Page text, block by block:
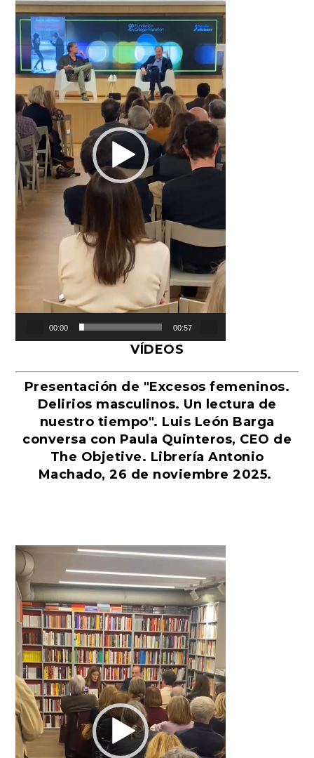
vídeo
00:00 00:57
VÍDEOS
Presentación de "Excesos femeninos.
Delirios masculinos. Un lectura de
nuestro tiempo". Luis León Barga
conversa con Paula Quinteros, CEO de
The Objetive. Librería Antonio
Machado, 26 de noviembre 2025.
Reproductor
de
vídeo